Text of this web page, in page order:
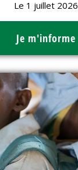
Le 1 juillet 2026
Je m'informe